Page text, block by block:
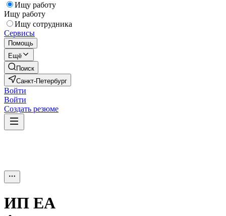
Ищу работу
Ищу работу
Ищу сотрудника
Сервисы
Помощь
Ещё
Поиск
Санкт-Петербург
Войти
Войти
Создать резюме
ИП EA